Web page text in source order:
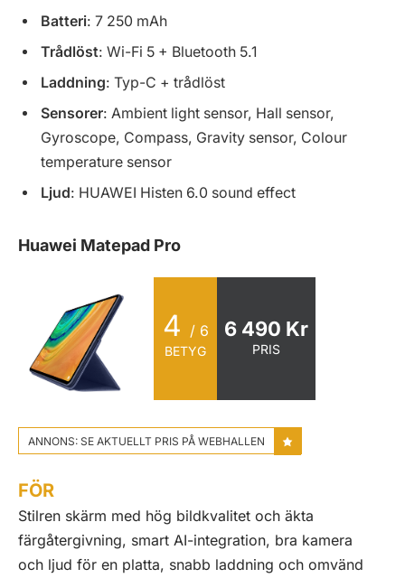
Batteri: 7 250 mAh
Trådlöst: Wi-Fi 5 + Bluetooth 5.1
Laddning: Typ-C + trådlöst
Sensorer: Ambient light sensor, Hall sensor,
Gyroscope, Compass, Gravity sensor, Colour
temperature sensor
Ljud: HUAWEI Histen 6.0 sound effect
Huawei Matepad Pro
4 / 6
BETYG
6 490 Kr
PRIS
ANNONS: SE AKTUELLT PRIS PÅ WEBHALLEN
FÖR
Stilren skärm med hög bildkvalitet och äkta
färgåtergivning, smart AI-integration, bra kamera
och ljud för en platta, snabb laddning och omvänd